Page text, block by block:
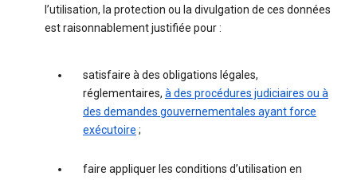
l’utilisation, la protection ou la divulgation de ces données
est raisonnablement justifiée pour :
satisfaire à des obligations légales,
réglementaires, à des procédures judiciaires ou à
des demandes gouvernementales ayant force
exécutoire ;
faire appliquer les conditions d’utilisation en